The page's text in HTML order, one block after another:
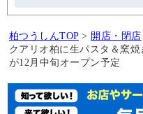
柏つうしんTOP > 開店・閉店
クアリオ柏に生パスタ＆窯
が12月中旬オープン予定